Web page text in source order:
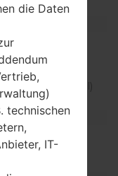
Pixel (~155
Pixel pro Zoll)
Li-Ion 1000
die Daten
technischen
IT-